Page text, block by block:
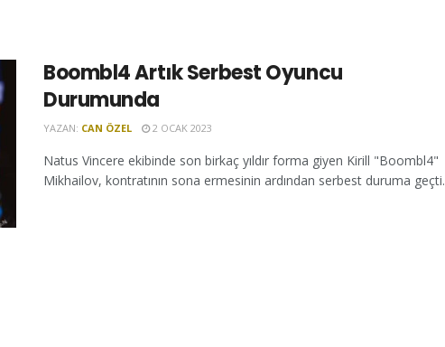
Boombl4 Artık Serbest Oyuncu
Durumunda
YAZAN: CAN ÖZEL 2 OCAK 2023
Natus Vincere ekibinde son birkaç yıldır forma giyen Kirill "Boombl4"
Mikhailov, kontratının sona ermesinin ardından serbest duruma geçti.